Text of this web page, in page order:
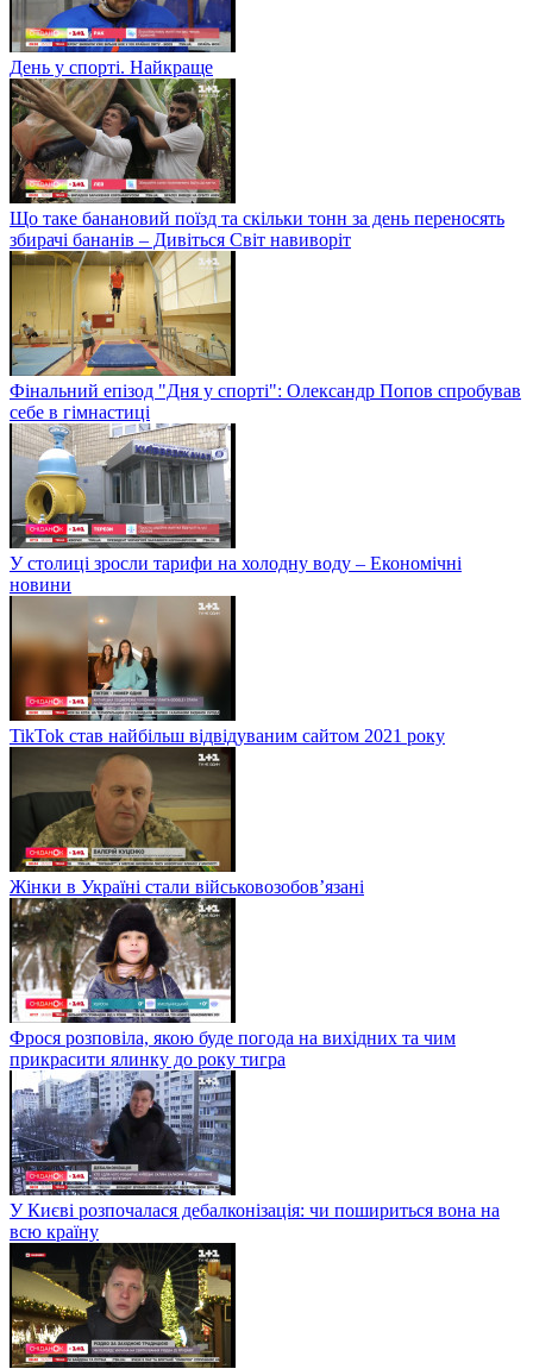
День у спорті. Найкраще
Що таке банановий поїзд та скільки тонн за день переносять
збирачі бананів – Дивіться Світ навиворіт
Фінальний епізод "Дня у спорті": Олександр Попов спробував
себе в гімнастиці
У столиці зросли тарифи на холодну воду – Економічні
новини
TikTok став найбільш відвідуваним сайтом 2021 року
Жінки в Україні стали військовозобов’язані
Фрося розповіла, якою буде погода на вихідних та чим
прикрасити ялинку до року тигра
У Києві розпочалася дебалконізація: чи пошириться вона на
всю країну